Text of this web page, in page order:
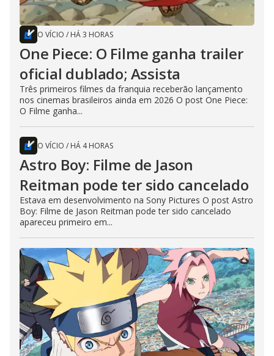
O VÍCIO / HÁ 3 HORAS
One Piece: O Filme ganha trailer
oficial dublado; Assista
Três primeiros filmes da franquia receberão lançamento
nos cinemas brasileiros ainda em 2026 O post One Piece:
O Filme ganha...
O VÍCIO / HÁ 4 HORAS
Astro Boy: Filme de Jason
Reitman pode ter sido cancelado
Estava em desenvolvimento na Sony Pictures O post Astro
Boy: Filme de Jason Reitman pode ter sido cancelado
apareceu primeiro em...